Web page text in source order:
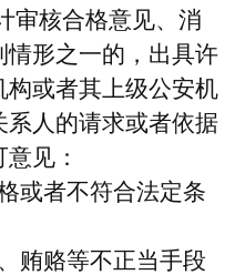
审核合格意见、消
情形之一的，出具许
或者其上级公安机
人的请求或者依据
见：
或者不符合法定条
贿赂等不正当手段